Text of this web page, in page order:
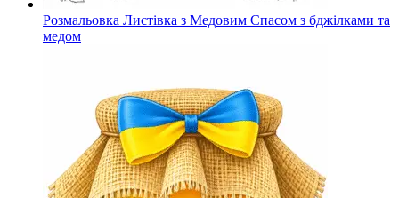
Розмальовка Листівка з Медовим Спасом з бджілками та
медом